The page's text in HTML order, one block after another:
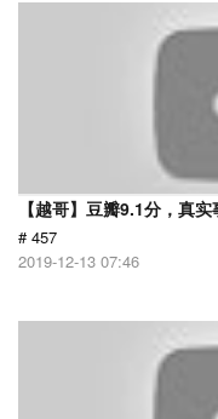
【越哥】豆瓣9.1分，真
# 457
2019-12-13 07:46